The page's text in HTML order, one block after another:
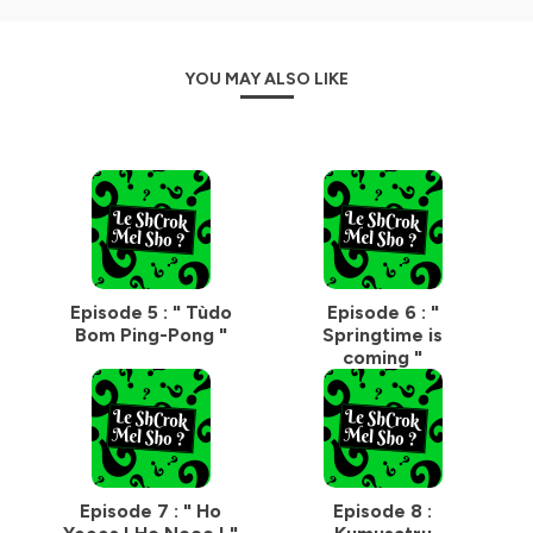
pour plus d'informations.
YOU MAY ALSO LIKE
Episode 5 : " Tùdo
Bom Ping-Pong "
Episode 6 : "
Springtime is
coming "
Episode 7 : " Ho
Episode 8 :